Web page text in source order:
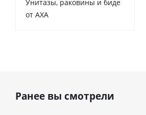
Унитазы, раковины и биде
от AXA
Ранее вы смотрели